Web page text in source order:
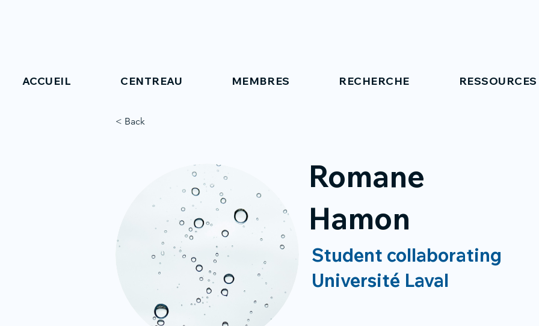
ACCUEIL CENTREAU MEMBRES RECHERCHE RESSOURCES
< Back
Romane
Hamon
Student collaborating
Université Laval